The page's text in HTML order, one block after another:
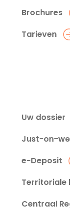
Brochures
Tarieven
Uw dossier
Just-on-
e-Deposit
Territoriale
Centraal